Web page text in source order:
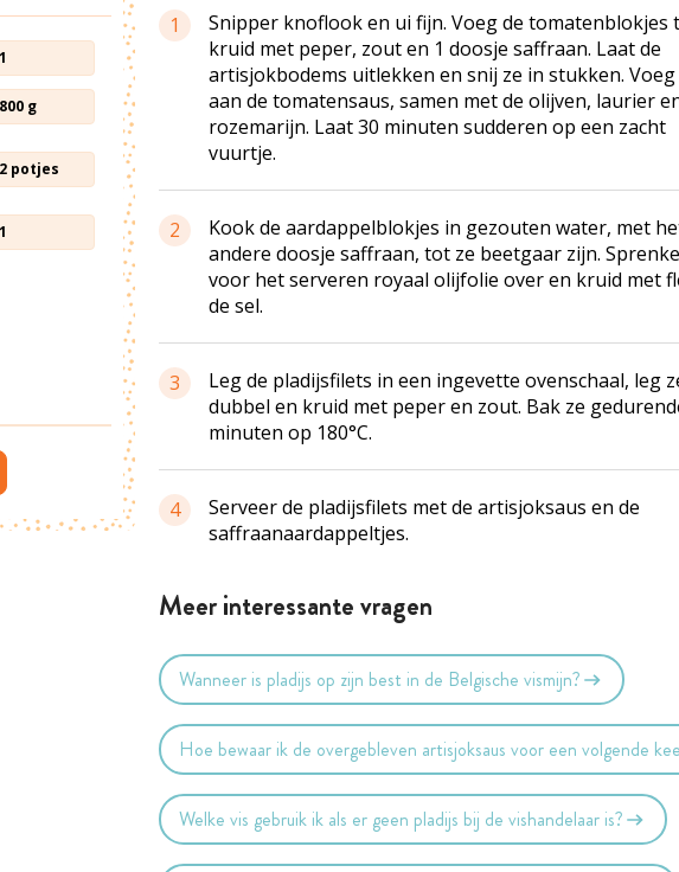
1
Snipper knoflook en ui fijn. Voeg de tomatenblokjes
kruid met peper, zout en 1 doosje saffraan. Laat de
artisjokbodems uitlekken en snij ze in stukken.
aan de tomatensaus, samen met de olijven, laurier
rozemarijn. Laat 30 minuten sudderen op een zacht
vuurtje.
2
Kook de aardappelblokjes in gezouten water, met
andere doosje saffraan, tot ze beetgaar zijn.
voor het serveren royaal olijfolie over en kruid met
de sel.
3
Leg de pladijsfilets in een ingevette ovenschaal, leg
dubbel en kruid met peper en zout. Bak ze
minuten op 180°C.
4
Serveer de pladijsfilets met de artisjoksaus en de
saffraanaardappeltjes.
Meer interessante vragen
Wanneer is pladijs op zijn best in de Belgische vismijn?
Hoe bewaar ik de overgebleven artisjoksaus voor een volgende
Welke vis gebruik ik als er geen pladijs bij de vishandelaar is?
1
800 g
2 potjes
1